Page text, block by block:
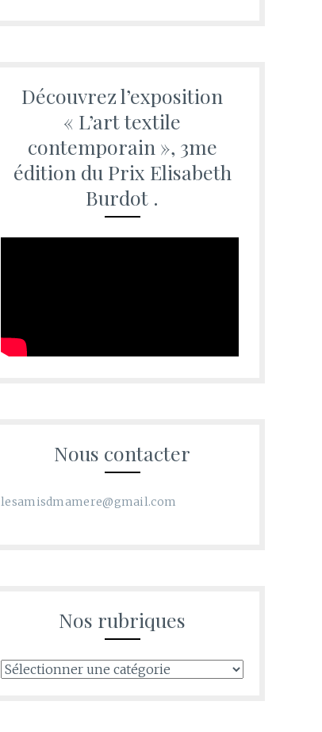
Découvrez l’exposition
« L’art textile
contemporain », 3me
édition du Prix Elisabeth
Burdot .
Nous contacter
lesamisdmamere@gmail.com
Nos rubriques
Nos